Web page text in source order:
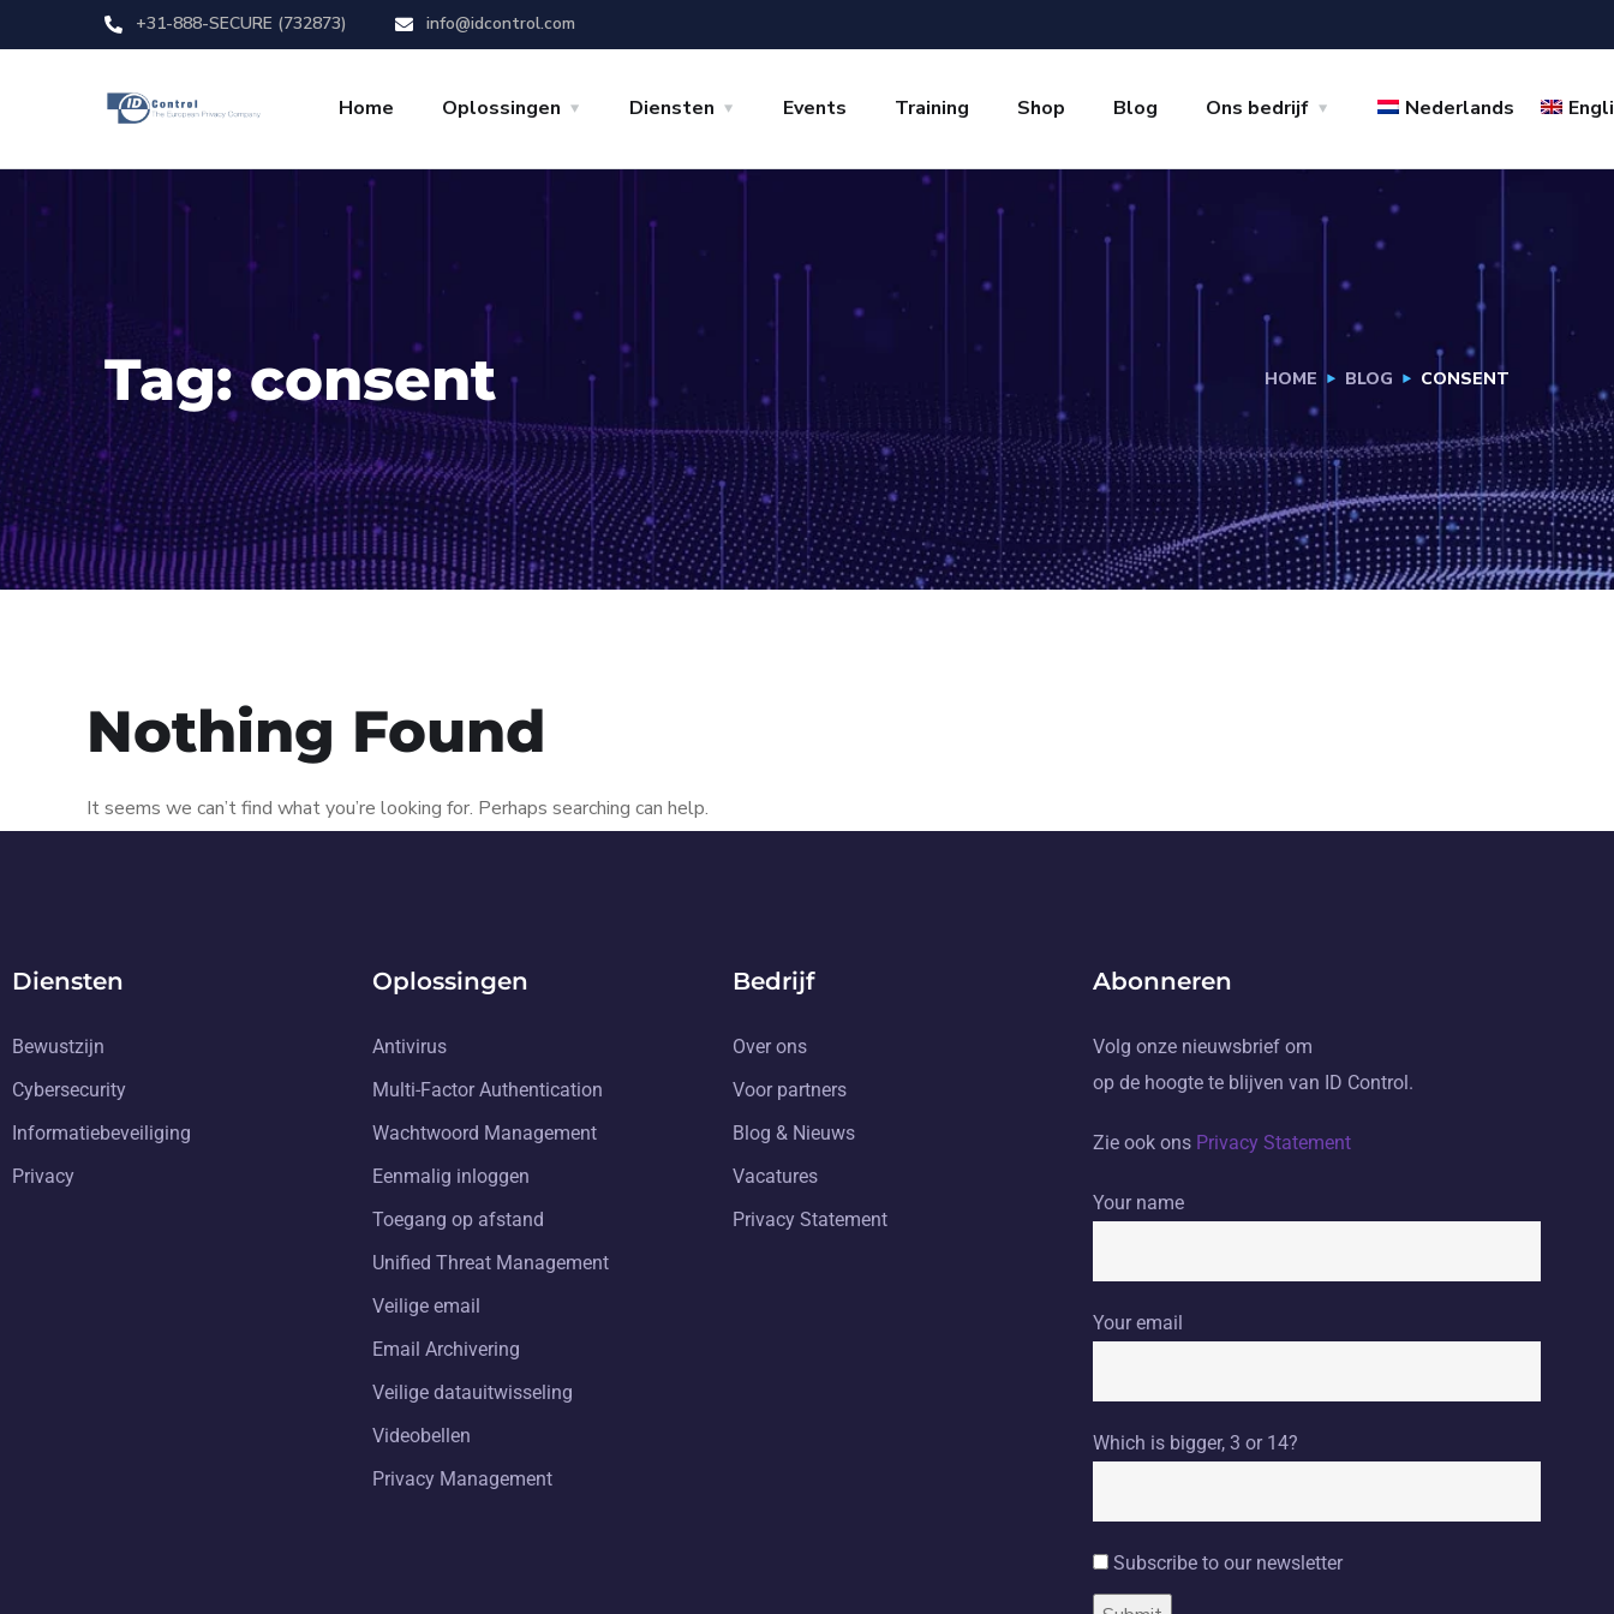
+31-888-SECURE (732873) info@idcontrol.com
Home Oplossingen Diensten Events Training Shop Blog Ons bedrijf Nederlands
Tag:consent HOME BLOG CONSENT
Nothing Found
It seems we can’t find what you’re looking for. Perhaps searching can help.
Diensten
Bewustzijn
Cybersecurity
Informatiebeveiliging
Privacy
Oplossingen
Antivirus
Multi-Factor Authentication
Wachtwoord Management
Eenmalig inloggen
Toegang op afstand
Unified Threat Management
Veilige email
Email Archivering
Veilige datauitwisseling
Videobellen
Privacy Management
Bedrijf
Over ons
Voor partners
Blog & Nieuws
Vacatures
Privacy Statement
Abonneren
Volg onze nieuwsbrief om
op de hoogte te blijven van ID Control.
Zie ook ons Privacy Statement
Your name
Your email
Which is bigger, 3 or 14?
Subscribe to our newsletter